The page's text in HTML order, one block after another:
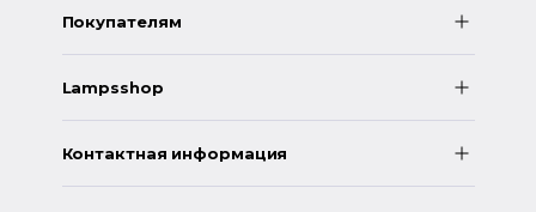
Покупателям
Lampsshop
Контактная информация